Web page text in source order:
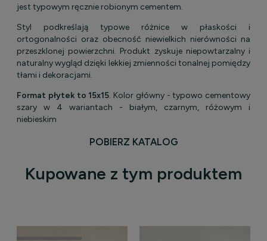
jest typowym ręcznie robionym cementem.
Styl podkreślają typowe różnice w płaskości i
ortogonalności oraz obecność niewielkich nierówności na
przeszklonej powierzchni. Produkt zyskuje niepowtarzalny i
naturalny wygląd dzięki lekkiej zmienności tonalnej pomiędzy
tłami i dekoracjami.
Format płytek to 15x15. Kolor główny - typowo cementowy
szary w 4 wariantach - białym, czarnym, różowym i
niebieskim
POBIERZ KATALOG
Kupowane z tym produktem